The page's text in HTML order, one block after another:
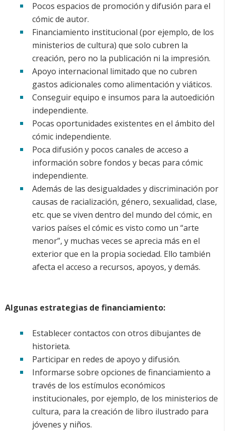
Pocos espacios de promoción y difusión para el
cómic de autor.
Financiamiento institucional (por ejemplo, de los
ministerios de cultura) que solo cubren la
creación, pero no la publicación ni la impresión.
Apoyo internacional limitado que no cubren
gastos adicionales como alimentación y viáticos.
Conseguir equipo e insumos para la autoedición
independiente.
Pocas oportunidades existentes en el ámbito del
cómic independiente.
Poca difusión y pocos canales de acceso a
información sobre fondos y becas para cómic
independiente.
Además de las desigualdades y discriminación por
causas de racialización, género, sexualidad, clase,
etc. que se viven dentro del mundo del cómic, en
varios países el cómic es visto como un “arte
menor”, y muchas veces se aprecia más en el
exterior que en la propia sociedad. Ello también
afecta el acceso a recursos, apoyos, y demás.
Algunas estrategias de financiamiento:
Establecer contactos con otros dibujantes de
historieta.
Participar en redes de apoyo y difusión.
Informarse sobre opciones de financiamiento a
través de los estímulos económicos
institucionales, por ejemplo, de los ministerios de
cultura, para la creación de libro ilustrado para
jóvenes y niños.